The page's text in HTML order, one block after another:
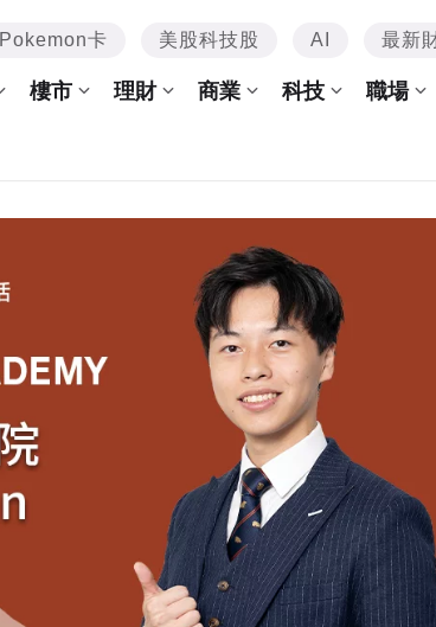
Pokemon卡 美股科技股 AI 最新
樓市 理財 商業 科技 職場